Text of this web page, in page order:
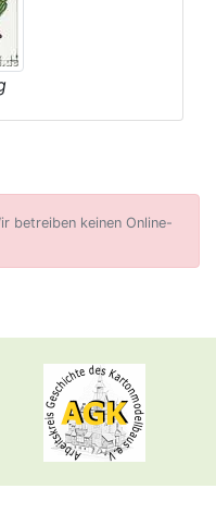
betreiben keinen Online-